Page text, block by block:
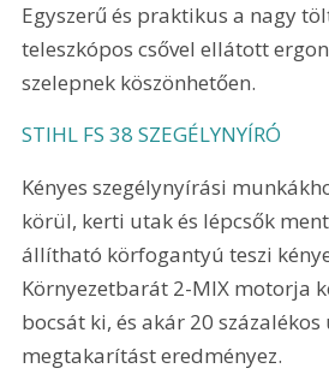
Egyszerű és praktikus a nagy
teleszkópos csővel ellátott
szelepnek köszönhetően.
STIHL FS 38 SZEGÉLYNYÍRÓ
Kényes szegélynyírási
körül, kerti utak és lépcsők
állítható körfogantyú teszi
Környezetbarát 2-MIX motorja
bocsát ki, és akár 20
megtakarítást eredményez.